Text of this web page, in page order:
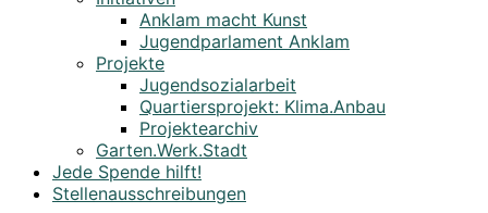
Anklam macht Kunst
Jugendparlament Anklam
Projekte
Jugendsozialarbeit
Quartiersprojekt: Klima.Anbau
Projektearchiv
Garten.Werk.Stadt
Jede Spende hilft!
Stellenausschreibungen